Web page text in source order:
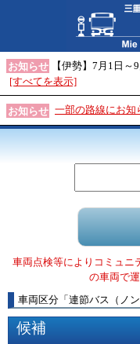
お知らせ
【伊勢】7月1日
[すべてを表示]
お知らせ 一部の路線にお知
車両点検等によりコミュニ
の車両で
車両区分 「 連節バス（ノ
候補